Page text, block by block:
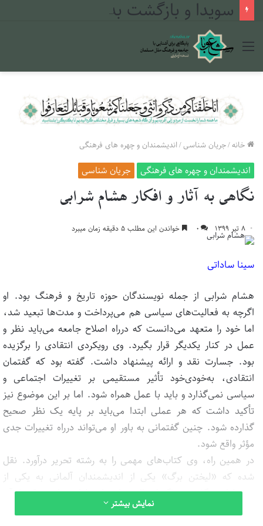
منو
خانه/جریان شناسی/اندیشمندان و چهره های فرهنگی
اندیشمندان و چهره های فرهنگی جریان شناسی
نگاهی به آثار و افکار هشام شرابی
۸ تیر ۱۳۹۹ ۰ خواندن این مطلب ۵ دقیقه زمان میبرد
سینا ساداتی
هشام شرابی از جمله نویسندگان حوزه تاریخ و فرهنگ بود. او
اگرچه به فعالیت‌های سیاسی هم می‌پرداخت و مدت‌ها تبعید شد،
اما خود را متعهد می‌دانست که درراه اصلاح جامعه می‌باید نظر و
عمل در کنار یکدیگر قرار بگیرد. وی رویکردی انتقادی را برگزیده
بود. جسارت نقد و ارائه پیشنهاد داشت. گفته بود که گفتمان
انتقادی، به‌خودی‌خود تأثیر مستقیمی بر تغییرات اجتماعی و
سیاسی نمی‌گذارد و باید با عمل همراه شود. اما بر این موضوع نیز
تأکید داشت که هر عملی ابتدا می‌باید بر پایه یک نظر صحیح
گذارده شود. چنین گفتمانی به باور او می‌تواند درراه تغییرات جدی
مؤثر واقع شود.
در همین راه، وی کتاب‌های مهمی را به رشته تحریر درآورد. نقل
شده که «لیختن برگ» یکی از اندیشمندان آلمانی به یکی از
هم‌وطنانش گفته بود اگر از مال دنیا تنها دو لباس داری، یکی از آن
دو را بفروش و کتاب هاشم شرابی را تهیه کن. به نظر می‌رسد که
نمایش بیشتر